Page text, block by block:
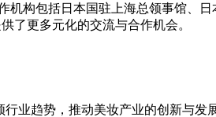
构包括日本国驻上海总领事馆、日
了更多元化的交流与合作机会。
业趋势，推动美妆产业的创新与发